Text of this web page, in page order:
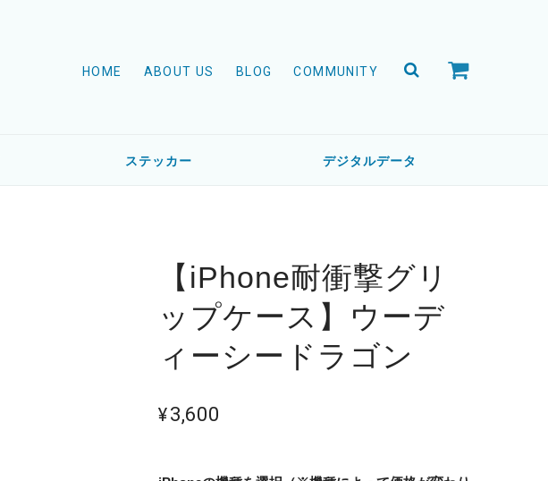
HOME ABOUT US BLOG COMMUNITY
ステッカー デジタルデータ
【iPhone耐衝撃グリ
ップケース】ウーデ
ィーシードラゴン
¥3,600